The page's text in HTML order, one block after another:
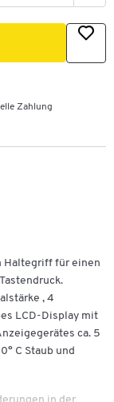
Zahlung
Haltegriff für einen
, 4
LCD-Display mit
ca. 5
C Staub und